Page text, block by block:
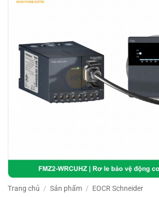
Trang chủ / Sản phẩm / EOCR Schneider